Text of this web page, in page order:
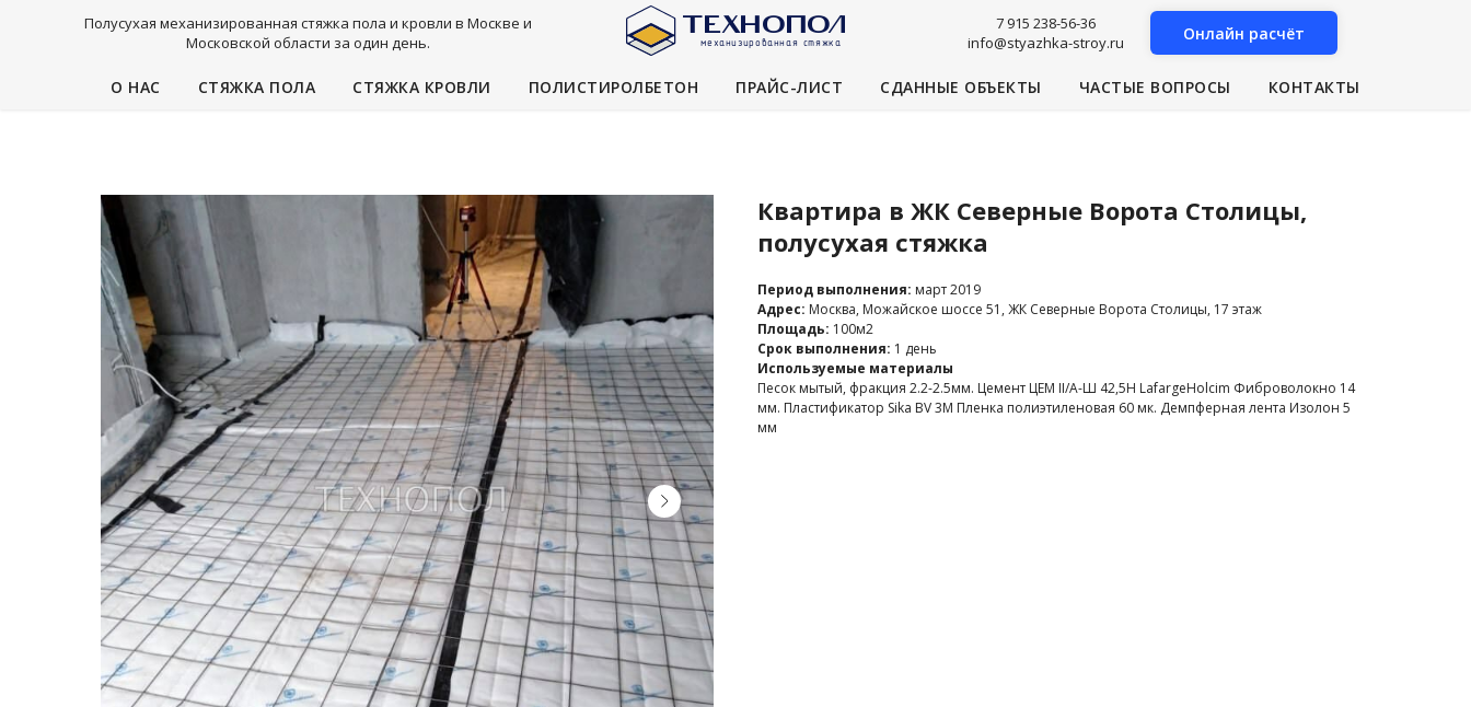
Полусухая механизированная стяжка пола и кровли в Москве и
Московской области за один день.
7 915 238-56-36
info@styazhka-stroy.ru
Онлайн расчёт
О НАС СТЯЖКА ПОЛА СТЯЖКА КРОВЛИ ПОЛИСТИРОЛБЕТОН ПРАЙС-ЛИСТ СДАННЫЕ ОБЪЕКТЫ ЧАСТЫЕ ВОПРОСЫ КОНТАКТЫ
Квартира в ЖК Северные Ворота Столицы,
полусухая стяжка
Период выполнения: март 2019
Адрес: Москва, Можайское шоссе 51, ЖК Северные Ворота Столицы, 17 этаж
Площадь: 100м2
Срок выполнения: 1 день
Используемые материалы
Песок мытый, фракция 2.2-2.5мм. Цемент ЦЕМ II/A-Ш 42,5Н LafargeHolcim Фиброволокно 14
мм. Пластификатор Sika BV 3M Пленка полиэтиленовая 60 мк. Демпферная лента Изолон 5
мм